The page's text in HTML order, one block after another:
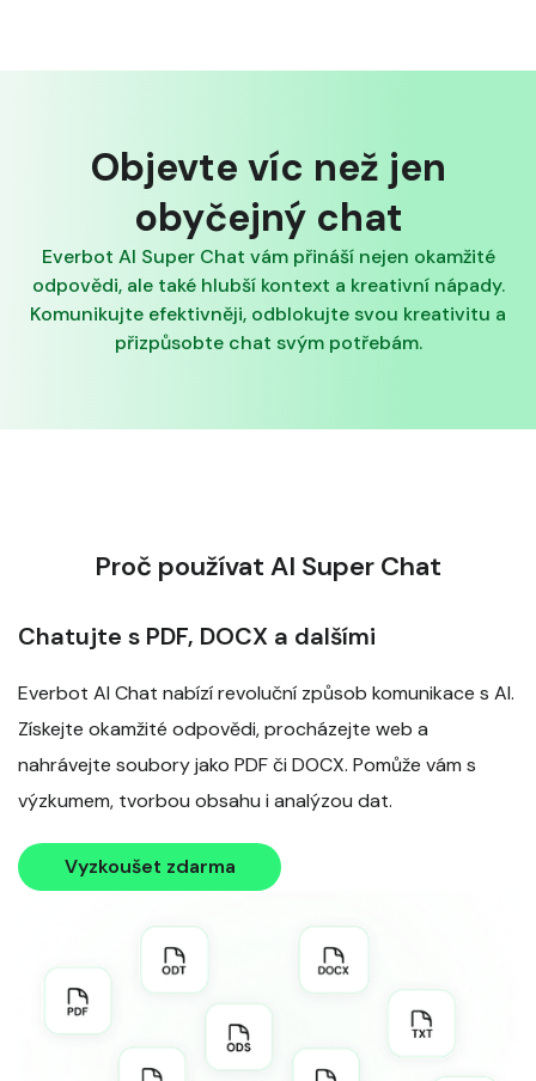
Objevte víc než jen
obyčejný chat
Everbot AI Super Chat vám přináší nejen okamžité
odpovědi, ale také hlubší kontext a kreativní nápady.
Komunikujte efektivněji, odblokujte svou kreativitu a
přizpůsobte chat svým potřebám.
Proč používat AI Super Chat
Chatujte s PDF, DOCX a dalšími
Everbot AI Chat nabízí revoluční způsob komunikace s AI.
Získejte okamžité odpovědi, procházejte web a
nahrávejte soubory jako PDF či DOCX. Pomůže vám s
výzkumem, tvorbou obsahu i analýzou dat.
Vyzkoušet zdarma